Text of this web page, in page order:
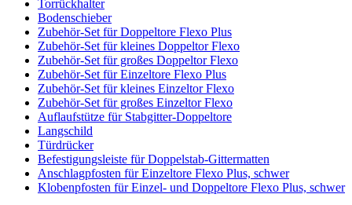
Torrückhalter
Bodenschieber
Zubehör-Set für Doppeltore Flexo Plus
Zubehör-Set für kleines Doppeltor Flexo
Zubehör-Set für großes Doppeltor Flexo
Zubehör-Set für Einzeltore Flexo Plus
Zubehör-Set für kleines Einzeltor Flexo
Zubehör-Set für großes Einzeltor Flexo
Auflaufstütze für Stabgitter-Doppeltore
Langschild
Türdrücker
Befestigungsleiste für Doppelstab-Gittermatten
Anschlagpfosten für Einzeltore Flexo Plus, schwer
Klobenpfosten für Einzel- und Doppeltore Flexo Plus, schwer